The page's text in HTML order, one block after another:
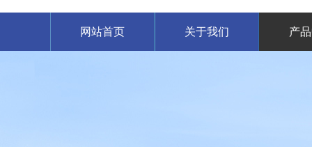
网站首页 关于我们 产